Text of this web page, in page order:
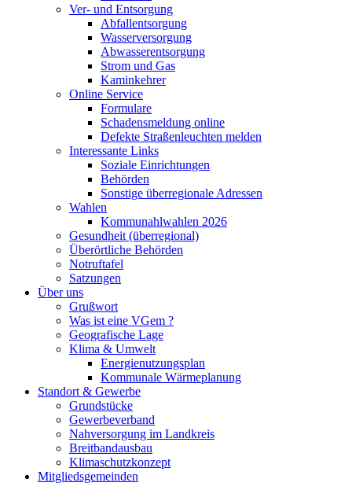
Ver- und Entsorgung
Abfallentsorgung
Wasserversorgung
Abwasserentsorgung
Strom und Gas
Kaminkehrer
Online Service
Formulare
Schadensmeldung online
Defekte Straßenleuchten melden
Interessante Links
Soziale Einrichtungen
Behörden
Sonstige überregionale Adressen
Wahlen
Kommunahlwahlen 2026
Gesundheit (überregional)
Überörtliche Behörden
Notruftafel
Satzungen
Über uns
Grußwort
Was ist eine VGem ?
Geografische Lage
Klima & Umwelt
Energienutzungsplan
Kommunale Wärmeplanung
Standort & Gewerbe
Grundstücke
Gewerbeverband
Nahversorgung im Landkreis
Breitbandausbau
Klimaschutzkonzept
Mitgliedsgemeinden